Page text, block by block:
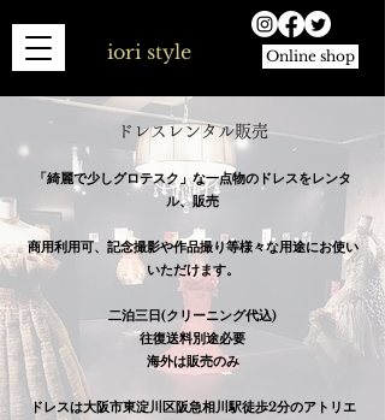
Online shop
iori style
ドレスレンタル販売
「綺麗で少しグロテスク」な一点物のドレスをレンタ
ル、販売
​商用利用可、記念撮影や作品撮り等様々な用途にお使い
いただけます。
二泊三日(クリーニング代込)
往復送料別途必要
海外は販売のみ
ドレスは大阪市東淀川区阪急相川駅徒歩2分のアトリエ